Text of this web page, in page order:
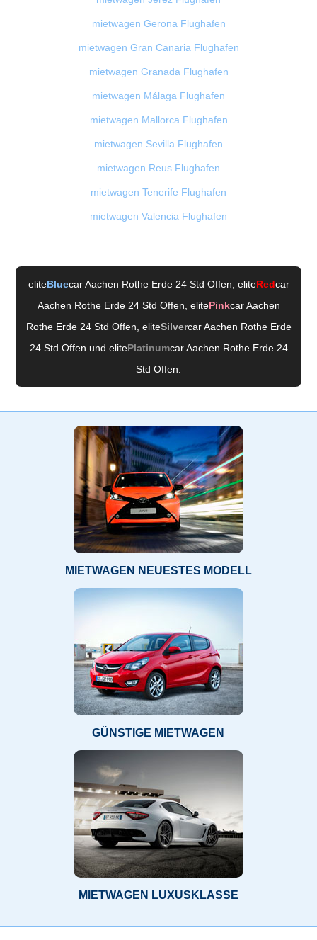
mietwagen Gerona Flughafen
mietwagen Gran Canaria Flughafen
mietwagen Granada Flughafen
mietwagen Málaga Flughafen
mietwagen Mallorca Flughafen
mietwagen Sevilla Flughafen
mietwagen Reus Flughafen
mietwagen Tenerife Flughafen
mietwagen Valencia Flughafen
eliteBluecar Aachen Rothe Erde 24 Std Offen , eliteRedcar
Aachen Rothe Erde 24 Std Offen , elitePinkcar Aachen
Rothe Erde 24 Std Offen , eliteSilvercar Aachen Rothe Erde
24 Std Offen und elitePlatinumcar Aachen Rothe Erde 24
Std Offen
MIETWAGEN NEUESTES MODELL
GÜNSTIGE MIETWAGEN
MIETWAGEN LUXUSKLASSE